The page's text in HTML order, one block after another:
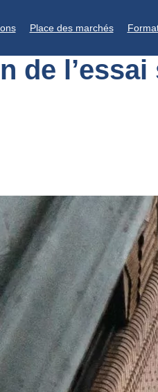
Place des marchés
l’essai